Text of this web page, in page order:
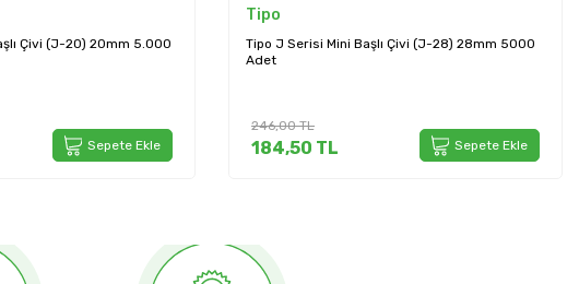
Tipo J Serisi Mini Başlı Çivi (J-28) 28mm 5000
TL
184,50TL Sepete Ekle
Tipo J Serisi Mini Başlı Çivi (J-
TL
324,00TL